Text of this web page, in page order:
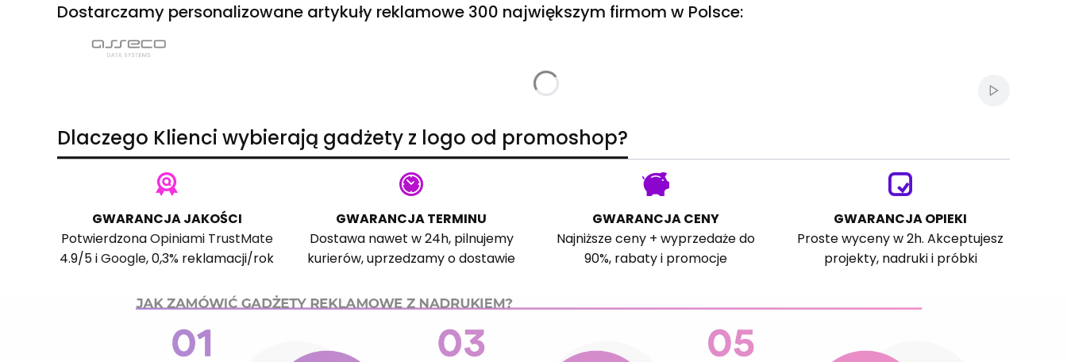
Dostarczamy personalizowane artykuły reklamowe 300 największym firmom w Polsce:
Włącz
Dlaczego Klienci wybierają gadżety z logo od promoshop?
GWARANCJA JAKOŚCI
PotwierdzonaOpiniami TrustMate
4.9/5 iGoogle, 0,3% reklamacji/rok
GWARANCJA TERMINU
Dostawa nawet w 24h, pilnujemy
kurierów, uprzedzamy o dostawie
GWARANCJA CENY
Najniższe ceny + wyprzedaże do
90%, rabaty i promocje
GWARANCJA OPIEKI
Proste wyceny w 2h. Akceptujesz
projekty, nadruki i próbki